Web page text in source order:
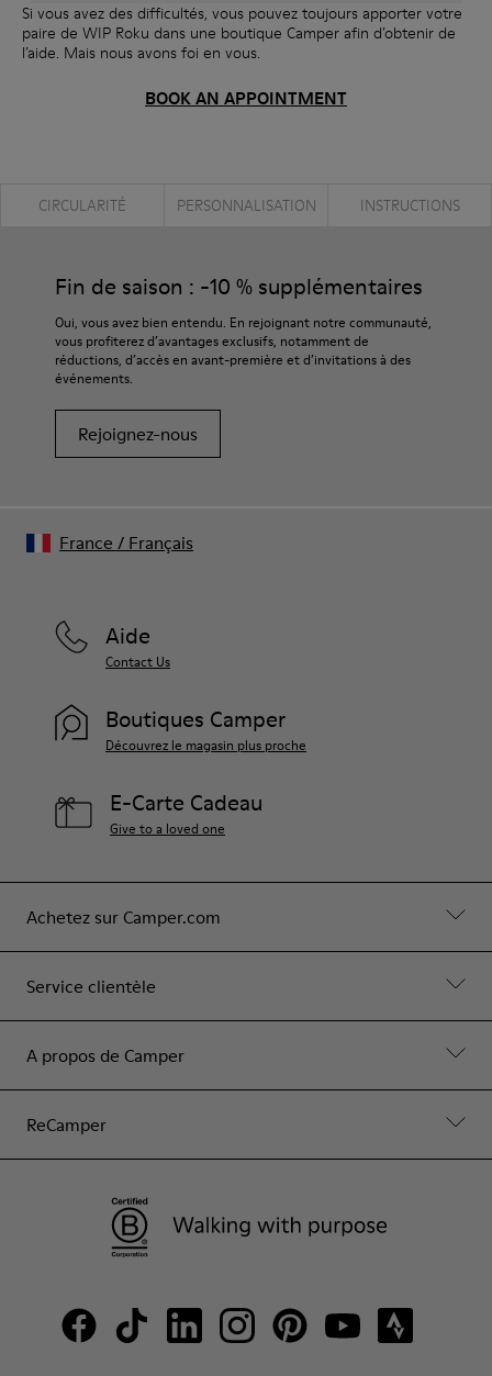
Si vous avez des difficultés, vous pouvez toujours apporter votre
paire de WIP Roku dans une boutique Camper afin d’obtenir de
l’aide. Mais nous avons foi en vous.
BOOK AN APPOINTMENT
CIRCULARITÉ PERSONNALISATION INSTRUCTIONS
Fin de saison : -10 % supplémentaires
Oui, vous avez bien entendu. En rejoignant notre communauté,
vous profiterez d’avantages exclusifs, notamment de
réductions, d’accès en avant-première et d’invitations à des
événements.
Rejoignez-nous
Achetez sur Camper.com
Service clientèle
A propos de Camper
ReCamper
Aide
Contact Us
Boutiques Camper
Découvrez le magasin plus proche
E-Carte Cadeau
Give to a loved one
France / Français